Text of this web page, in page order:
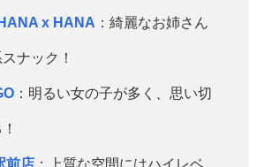
x HANA ：綺麗なお姉さん
ナック！
：明るい女の子が多く、思い切
前店 ：上質な空間にはハイレベ